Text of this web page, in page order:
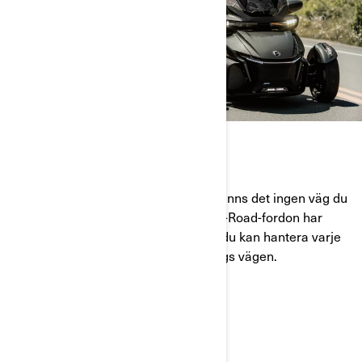
Med två hjul framtill och ett där bak finns det ingen väg du
inte kan övervinna. Varje Can-Am On-Road-fordon har
utformats för ultimat stabilitet så att du kan hantera varje
sväng och kurva som du möts av längs vägen.